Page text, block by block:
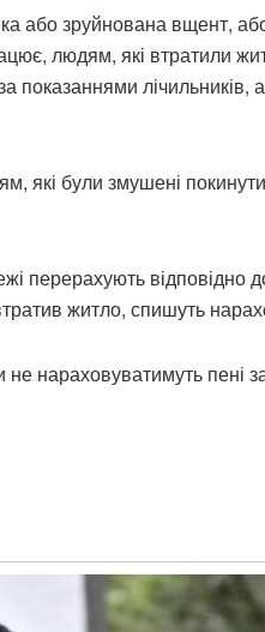
або зруйнована вщент,
людям, які втратили
показаннями
які були змушені покинути
перерахують відповідно
житло, спишуть
нараховуватимуть пені